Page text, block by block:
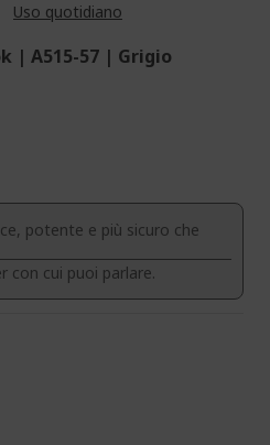
Uso quotidiano
| A515-57 | Grigio
potente e più sicuro che
con cui puoi parlare.